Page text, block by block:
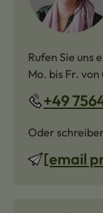
Rufen Sie uns
Mo. bis Fr. von
+49
Oder
[email